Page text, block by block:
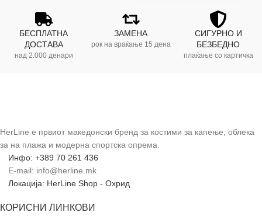
БЕСПЛАТНА
ДОСТАВА
над 2.000 денари
ЗАМЕНА
рок на враќање 15 дена
СИГУРНО И
БЕЗБЕДНО
плаќање со картичка
HerLine е првиот македонски бренд за костими за капење, облека
за на плажа и модерна спортска опрема.
Инфо: +389 70 261 436
E-mail: info@herline.mk
Локација: HerLine Shop - Охрид
КОРИСНИ ЛИНКОВИ